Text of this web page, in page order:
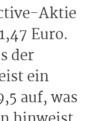
Aktie
Euro.
der
ein
auf, was